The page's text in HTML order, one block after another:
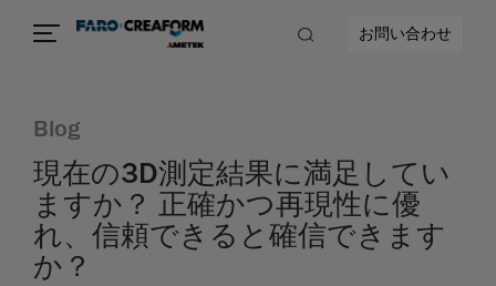
お問い合わせ
Blog
現在の3D測定結果に満足してい
ますか？ 正確かつ再現性に優
れ、信頼できると確信できます
か？